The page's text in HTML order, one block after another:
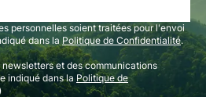
personnelles soient traitées pour l'envoi
dans la Politique de Confidentialité.
et des communications
indiqué dans la Politique de